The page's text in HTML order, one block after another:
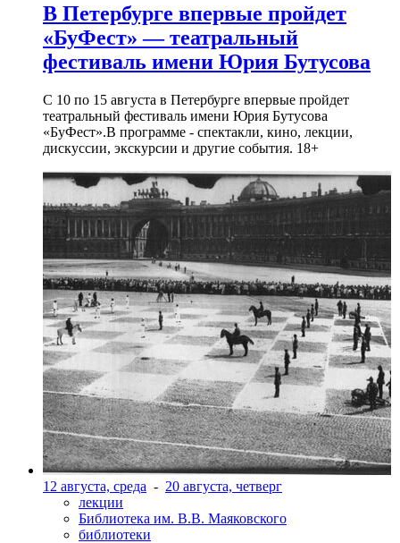
В Петербурге впервые пройдет
«БуФест» — театральный
фестиваль имени Юрия Бутусова
С 10 по 15 августа в Петербурге впервые пройдет
театральный фестиваль имени Юрия Бутусова
«БуФест».В программе - спектакли, кино, лекции,
дискуссии, экскурсии и другие события. 18+
12 августа, среда - 20 августа, четверг
лекции
Библиотека им. В.В. Маяковского
библиотеки